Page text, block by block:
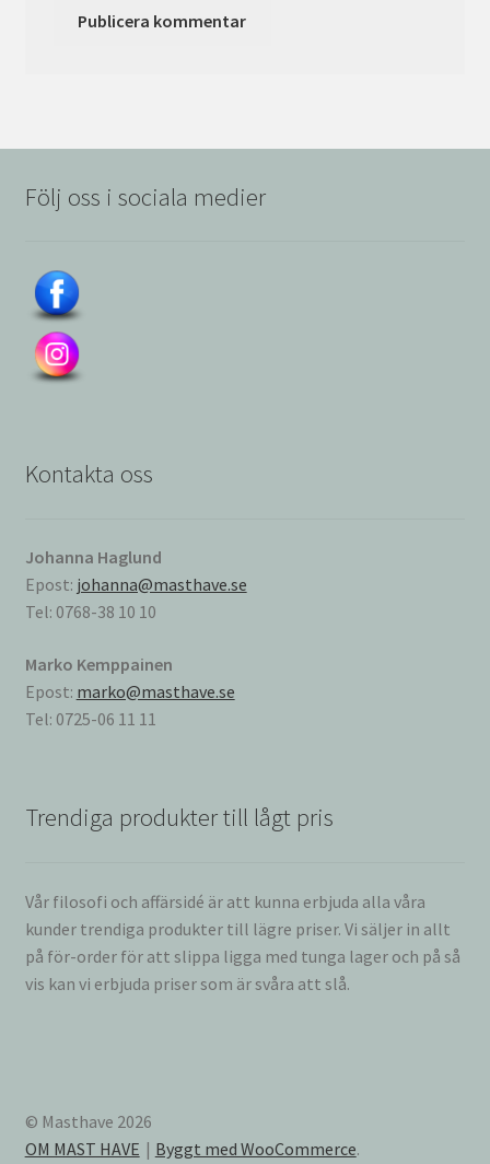
Följ oss i sociala medier
Kontakta oss
Johanna Haglund
Epost: johanna@masthave.se
Tel: 0768-38 10 10
Marko Kemppainen
Epost: marko@masthave.se
Tel: 0725-06 11 11
Trendiga produkter till lågt pris
Vår filosofi och affärsidé är att kunna erbjuda alla våra
kunder trendiga produkter till lägre priser. Vi säljer in allt
på för-order för att slippa ligga med tunga lager och på så
vis kan vi erbjuda priser som är svåra att slå.
© Masthave 2026
OM MAST HAVE
Byggt med WooCommerce.